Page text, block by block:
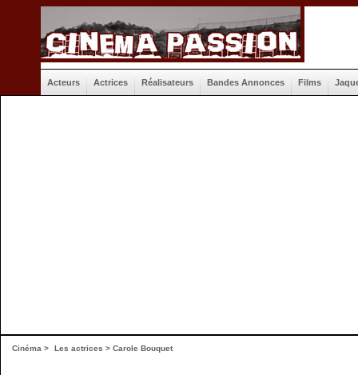
Acteurs Actrices Réalisateurs Bandes Annonces Films
Cinéma > Les actrices > Carole Bouquet